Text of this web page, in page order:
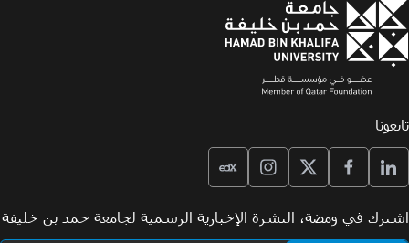
تابعونا
اشترك في ومضة، النشرة الإخبارية الرسمية لجامعة حمد بن خليفة